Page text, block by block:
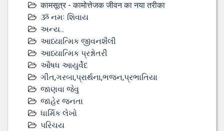
कामसूत्र - कामोत्तेजक जीवन का नया तरीका
ૐ નમઃ શિવાય
અન્ય...
આધ્યાત્મિક જીવનશૈલી
આધ્યાત્મિક પ્રશ્નોતરી
ઔષધ આયુર્વેદ
ગીત,ગરબા,પ્રાર્થના,ભજન,પ્રભાતિયા
જાણવા જેવુ
જાહેર જનતા
ધાર્મિક લેખો
પરિચય